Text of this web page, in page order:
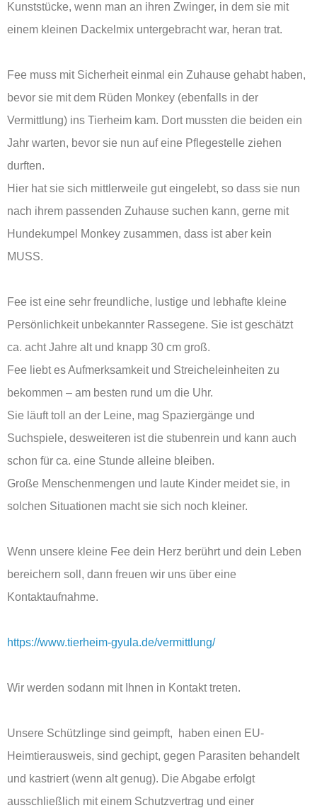
Kunststücke, wenn man an ihren Zwinger, in dem sie mit
einem kleinen Dackelmix untergebracht war, heran trat.
Fee muss mit Sicherheit einmal ein Zuhause gehabt haben,
bevor sie mit dem Rüden Monkey (ebenfalls in der
Vermittlung) ins Tierheim kam. Dort mussten die beiden ein
Jahr warten, bevor sie nun auf eine Pflegestelle ziehen
durften.
Hier hat sie sich mittlerweile gut eingelebt, so dass sie nun
nach ihrem passenden Zuhause suchen kann, gerne mit
Hundekumpel Monkey zusammen, dass ist aber kein
MUSS.
Fee ist eine sehr freundliche, lustige und lebhafte kleine
Persönlichkeit unbekannter Rassegene. Sie ist geschätzt
ca. acht Jahre alt und knapp 30 cm groß.
Fee liebt es Aufmerksamkeit und Streicheleinheiten zu
bekommen – am besten rund um die Uhr.
Sie läuft toll an der Leine, mag Spaziergänge und
Suchspiele, desweiteren ist die stubenrein und kann auch
schon für ca. eine Stunde alleine bleiben.
Große Menschenmengen und laute Kinder meidet sie, in
solchen Situationen macht sie sich noch kleiner.
Wenn unsere kleine Fee dein Herz berührt und dein Leben
bereichern soll, dann freuen wir uns über eine
Kontaktaufnahme.
https://www.tierheim-gyula.de/vermittlung/
Wir werden sodann mit Ihnen in Kontakt treten.
Unsere Schützlinge sind geimpft, haben einen EU-
Heimtierausweis, sind gechipt, gegen Parasiten behandelt
und kastriert (wenn alt genug). Die Abgabe erfolgt
ausschließlich mit einem Schutzvertrag und einer